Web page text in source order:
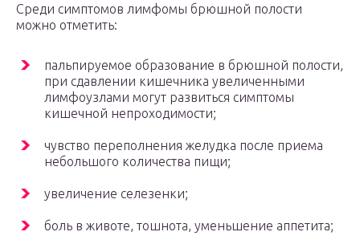
Среди симптомов лимфомы брюшной полости
можно отметить:
пальпируемое образование в брюшной полости,
при сдавлении кишечника увеличенными
лимфоузлами могут развиться симптомы
кишечной непроходимости;
чувство переполнения желудка после приема
небольшого количества пищи;
увеличение селезенки;
боль в животе, тошнота, уменьшение аппетита;